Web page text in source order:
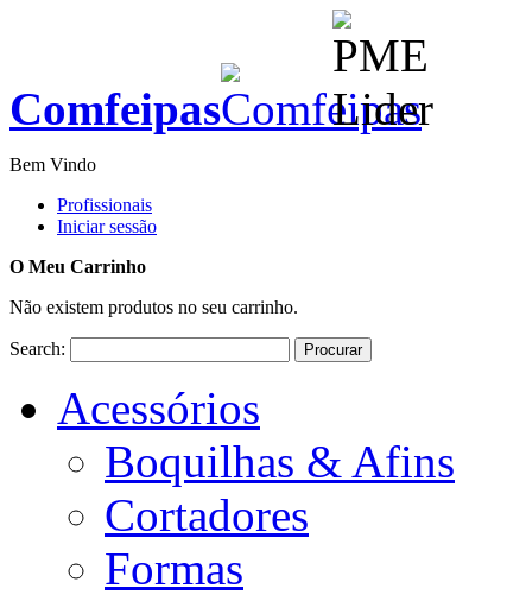
Comfeipas
Bem Vindo
Profissionais
Iniciar sessão
O Meu Carrinho
Não existem produtos no seu carrinho.
Search: Procurar
Acessórios
Boquilhas & Afins
Cortadores
Formas